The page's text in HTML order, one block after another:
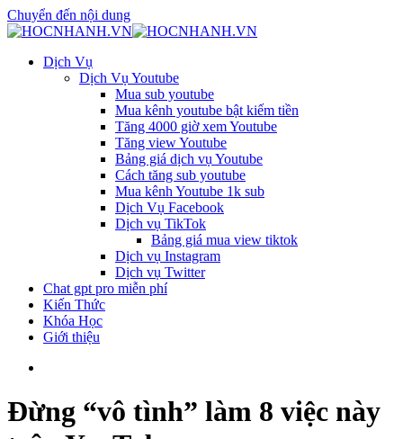
Chuyển đến nội dung
Dịch Vụ
Dịch Vụ Youtube
Mua sub youtube
Mua kênh youtube bật kiếm tiền
Tăng 4000 giờ xem Youtube
Tăng view Youtube
Bảng giá dịch vụ Youtube
Cách tăng sub youtube
Mua kênh Youtube 1k sub
Dịch Vụ Facebook
Dịch vụ TikTok
Bảng giá mua view tiktok
Dịch vụ Instagram
Dịch vụ Twitter
Chat gpt pro miễn phí
Kiến Thức
Khóa Học
Giới thiệu
Đừng “vô tình” làm 8 việc này